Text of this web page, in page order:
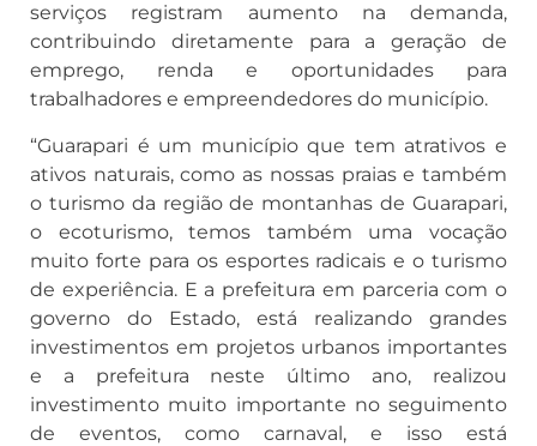
serviços registram aumento na demanda,
contribuindo diretamente para a geração de
emprego, renda e oportunidades para
trabalhadores e empreendedores do município.
“Guarapari é um município que tem atrativos e
ativos naturais, como as nossas praias e também
o turismo da região de montanhas de Guarapari,
o ecoturismo, temos também uma vocação
muito forte para os esportes radicais e o turismo
de experiência. E a prefeitura em parceria com o
governo do Estado, está realizando grandes
investimentos em projetos urbanos importantes
e a prefeitura neste último ano, realizou
investimento muito importante no seguimento
de eventos, como carnaval, e isso está